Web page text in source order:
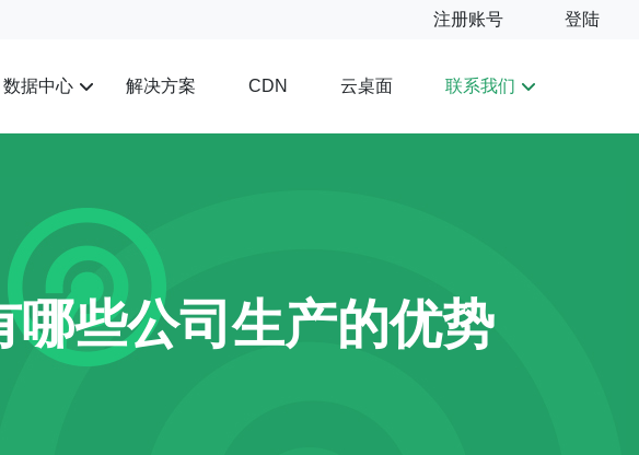
注册账号 登陆
数据中心 解决方案 CDN 云桌面 联系我们
些公司生产的优势